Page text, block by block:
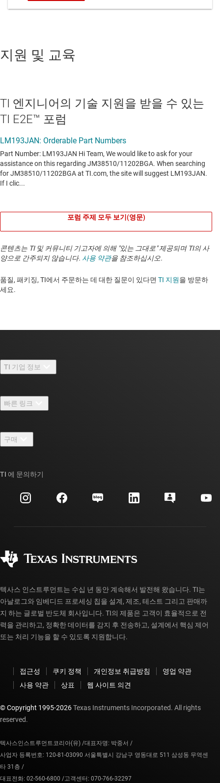
지원 및 교육
TI 엔지니어의 기술 지원을 받을 수 있는
TI E2E™ 포럼
포럼 주제 모두 보기(영문)
콘텐츠는 TI 및 커뮤니티 기고자에 의해 "있는 그대로" 제공되며 TI의 사
양으로 간주되지 않습니다. 사용 약관을 참조하십시오.
품질, 패키징, TI에서 주문하는 데 대한 질문이 있다면 TI 지원을 방문하
세요. ​​​​​​​​​​​​​​
TI 기업 정보
채용
뉴스룸
이벤트
투자 관계
빠른 링크
TI E2E™ 설계 지원 포럼
대체품 검색
고객 지원 센터
myTI 계정 FAQ
구매
주문 FAQ
TI 에 문의하기
텍사스 인스트루먼트는 수십 년 동안 계속해서 발전해 왔습니다. TI는
아날로그와 임베디드 프로세싱 칩을 설계, 제조, 테스트 그리고 판매까
지 하는 글로벌 반도체 회사입니다. TI의 제품은 고객이 효율적으로 전
력을 관리하고, 정확한 데이터를 감지 후 전송하고, 설계에서 핵심 제어
또는 처리 기능을 할 수 있도록 지원합니다.
접근성 쿠키 정책 개인정보 취급방침
영업 약관
사용 약관
상표 웹 사이트 의견
© Copyright 1995-2026Texas Instruments Incorporated. All rights
reserved.
텍사스인스트루먼트코리아(유) /대표자명: 박중서 /
사업자 등록번호: 120-81-03090 서울특별시 강남구 영동대로 511 삼성동 무역센
타 31층 /
대표전화: 02-560-6800 /고객센터: 070-766-32297